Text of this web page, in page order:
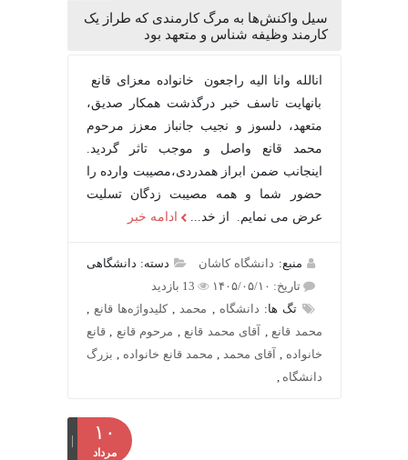
سیل واکنش‌ها به مرگ کارمندی که طراز یک
کارمند وظیفه شناس و متعهد بود
انالله وانا الیه راجعون خانواده معزای قانع
بانهایت تاسف خبر درگذشت همکار صدیق،
متعهد، دلسوز و نجیب جانباز معزز مرحوم
محمد قانع واصل و موجب تاثر گردید.
اینجانب ضمن ابراز همدردی،مصیبت وارده را
حضور شما و همه مصیبت زدگان تسلیت
عرض می نمایم. از خد...
ادامه خبر
منبع:دانشگاه کاشان
دسته: دانشگاهی
تاریخ: ۱۴۰۵/۰۵/۱۰
13 بازدید
تگ ها:دانشگاه,محمد ,کلیدواژه‌ها قانع,
محمد قانع,آقای محمد قانع,مرحوم قانع,قانع
,آقای محمد,محمد قانع خانواده ,بزرگ
دانشگاه,
۱۰
مرداد